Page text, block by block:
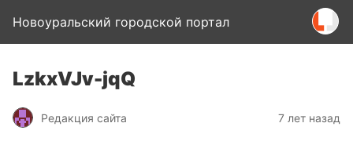
Новоуральский городской портал
LzkxVJv-jqQ
Редакция сайта 7 лет назад